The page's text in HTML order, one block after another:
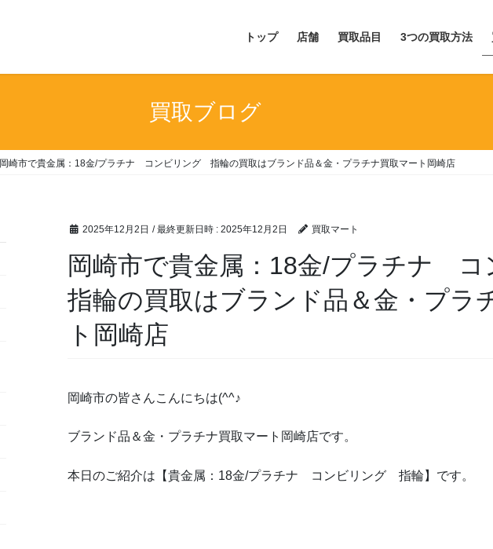
トップ 店舗 買取品目 3つの買取方法
買取ブログ
岡崎市で貴金属：18金/プラチナ コンビリング 指輪の買取はブランド品＆金・プラチナ買取マート岡崎店
2025年12月2日 / 最終更新日時 : 2025年12月2日 買取マート
岡崎市で貴金属：18金/プラチナ
指輪の買取はブランド品＆金・プラ
ト岡崎店
岡崎市の皆さんこんにちは(^^♪
ブランド品＆金・プラチナ買取マート岡崎店です。
本日のご紹介は【貴金属：18金/プラチナ コンビリング 指輪】です。